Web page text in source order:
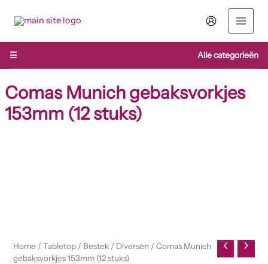
naar
inhoud
☰
Alle categorieën
Comas Munich gebaksvorkjes
153mm (12 stuks)
Home /Tabletop / Bestek / Diversen / Comas Munich
gebaksvorkjes 153mm (12 stuks)